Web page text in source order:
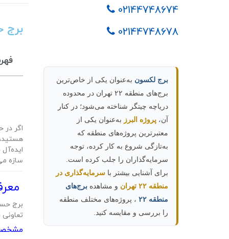
02144748674
02144748678
برج لکسون به‌عنوان یکی از خاص‌ترین
برج‌های منطقه ۲۲ تهران در محدوده
دریاچه چیتگر شناخته می‌شود؛ در کنار
آن،پروژه البرز به‌عنوان یکی از
معتبرترین پروژه‌های منطقه که
به‌تازگی شروع به کار کرده، توجه
سرمایه‌گذاران را جلب کرده است.
برای آشنایی بیشتر باسرمایه‌گذاری در
منطقه ۲۲ تهران
و مشاهدهبرج‌های
منطقه ۲۲
، پروژه‌های مختلف منطقه
را بررسی و مقایسه کنید.
برج
اگر در
هستید،
سازه
برج